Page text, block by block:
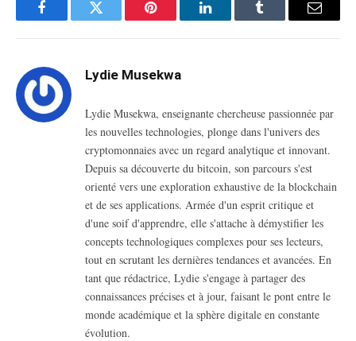
FacebookTwitter Pinterest LinkedInTumblr Email
Lydie Musekwa
Lydie Musekwa, enseignante chercheuse passionnée par
les nouvelles technologies, plonge dans l'univers des
cryptomonnaies avec un regard analytique et innovant.
Depuis sa découverte du bitcoin, son parcours s'est
orienté vers une exploration exhaustive de la blockchain
et de ses applications. Armée d'un esprit critique et
d'une soif d'apprendre, elle s'attache à démystifier les
concepts technologiques complexes pour ses lecteurs,
tout en scrutant les dernières tendances et avancées. En
tant que rédactrice, Lydie s'engage à partager des
connaissances précises et à jour, faisant le pont entre le
monde académique et la sphère digitale en constante
évolution.